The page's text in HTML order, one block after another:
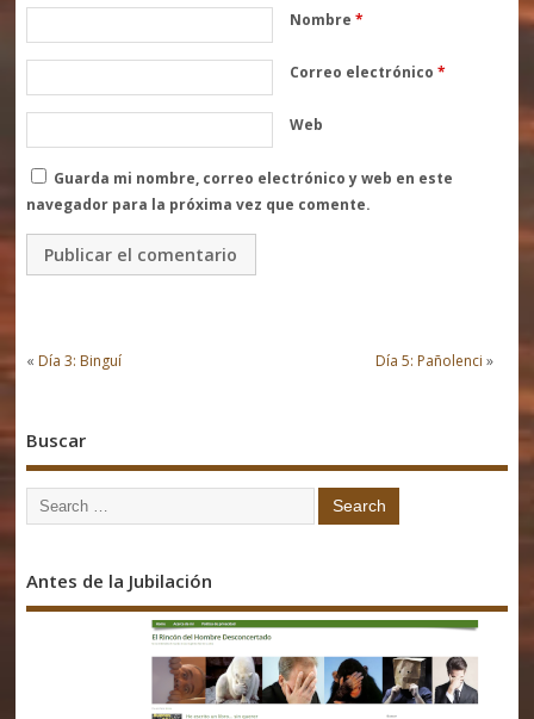
Nombre *
Correo electrónico *
Web
Guarda mi nombre, correo electrónico y web en este
navegador para la próxima vez que comente.
« Día 3: Binguí Día 5: Pañolenci »
Buscar
Antes de la Jubilación